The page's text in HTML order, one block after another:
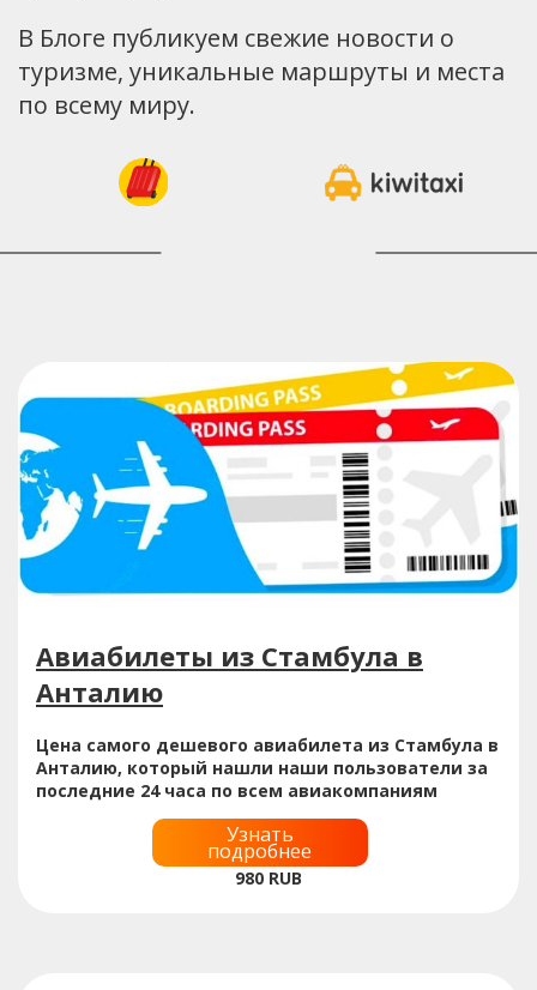
В Блоге публикуем свежие новости о
туризме, уникальные маршруты и места
по всему миру.
Авиабилеты из Стамбула в
Анталию
Цена самого дешевого авиабилета из Стамбула в
Анталию, который нашли наши пользователи за
последние 24 часа по всем авиакомпаниям
Узнать
подробнее
980 RUB